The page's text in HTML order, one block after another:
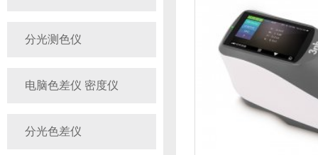
分光测色仪
电脑色差仪 密度仪
分光色差仪